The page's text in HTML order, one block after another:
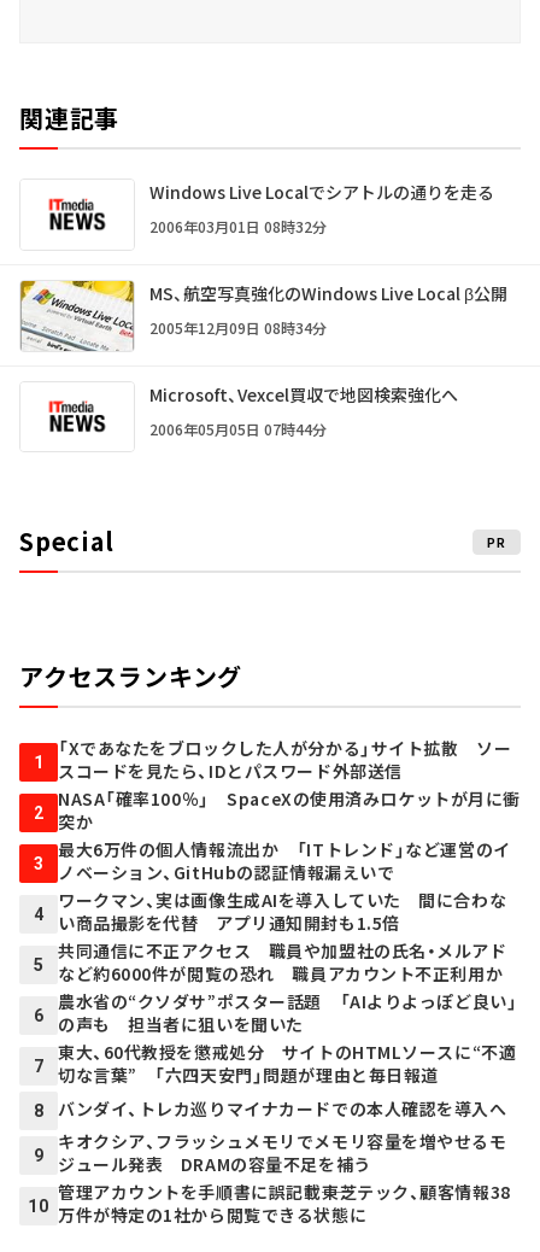
関連記事
Windows Live Localでシアトルの通りを走る
2006年03月01日 08時32分
MS、航空写真強化のWindows Live Local β公開
2005年12月09日 08時34分
Microsoft、Vexcel買収で地図検索強化へ
2006年05月05日 07時44分
Special PR
アクセスランキング
1
「Xであなたをブロックした人が分かる」サイト拡散 ソー
スコードを見たら、IDとパスワード外部送信
2
NASA「確率100％」 SpaceXの使用済みロケットが月に衝
突か
3
最大6万件の個人情報流出か 「ITトレンド」など運営のイ
ノベーション、GitHubの認証情報漏えいで
4
ワークマン、実は画像生成AIを導入していた 間に合わな
い商品撮影を代替 アプリ通知開封も1.5倍
5
共同通信に不正アクセス 職員や加盟社の氏名・メルアド
など約6000件が閲覧の恐れ 職員アカウント不正利用か
6
農水省の“クソダサ”ポスター話題 「AIよりよっぽど良い」
の声も 担当者に狙いを聞いた
7
東大、60代教授を懲戒処分 サイトのHTMLソースに“不適
切な言葉” 「六四天安門」問題が理由と毎日報道
8 バンダイ、トレカ巡りマイナカードでの本人確認を導入へ
9
キオクシア、フラッシュメモリでメモリ容量を増やせるモ
ジュール発表 DRAMの容量不足を補う
10
管理アカウントを手順書に誤記載――東芝テック、顧客情報38
万件が特定の1社から閲覧できる状態に